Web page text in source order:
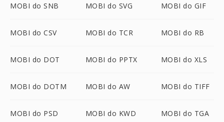
MOBI do SNB MOBI do SVG MOBI do GIF
MOBI do CSV MOBI do TCR MOBI do RB
MOBI do DOT MOBI do PPTX MOBI do XLS
MOBI do DOTM MOBI do AW MOBI do TIFF
MOBI do PSD MOBI do KWD MOBI do TGA